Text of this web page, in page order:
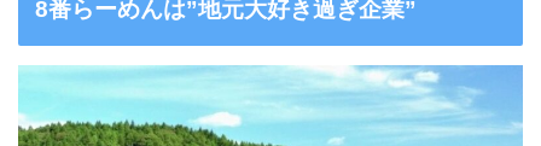
8番らーめんは”地元大好き過ぎ企業”